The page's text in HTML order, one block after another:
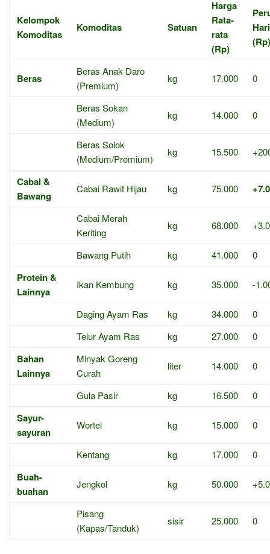
Kelompok
Komoditas
Komoditas Satuan
Harga
Rata-
rata
(Rp)
(Rp)
Beras
Beras Anak Daro
(Premium)
kg 17.000 0
Beras Sokan
(Medium)
kg 14.000 0
Beras Solok
(Medium/Premium)
kg 15.500
Cabai &
Bawang
Cabai Rawit Hijau kg 75.000
Cabai Merah
Keriting
kg 68.000
Bawang Putih kg 41.000 0
Protein &
Lainnya
Ikan Kembung kg 35.000 -
Daging Ayam Ras kg 34.000
0
Telur Ayam Ras
kg 27.000 0
Bahan
Lainnya
Minyak Goreng
Curah
liter 14.000 0
Gula Pasir kg 16.500 0
Sayur-
sayuran
Wortel kg 15.000 0
Kentang kg 17.000 0
Buah-
buahan
Jengkol kg 50.000
Pisang
(Kapas/Tanduk)
sisir 25.000 0